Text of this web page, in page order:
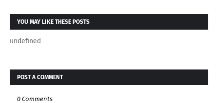
YOU MAY LIKE THESE POSTS
undefined
POST A COMMENT
0 Comments